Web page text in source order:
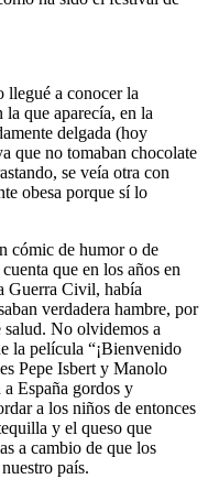
llegué a conocer la
la que aparecía, en la
delgada (hoy
que no tomaban chocolate
se veía otra con
obesa porque sí lo
cómic de humor o de
que en los años en
Guerra Civil, había
verdadera hambre, por
salud. No olvidemos a
la película “¡Bienvenido
Pepe Isbert y Manolo
España gordos y
a los niños de entonces
y el queso que
a cambio de que los
país.